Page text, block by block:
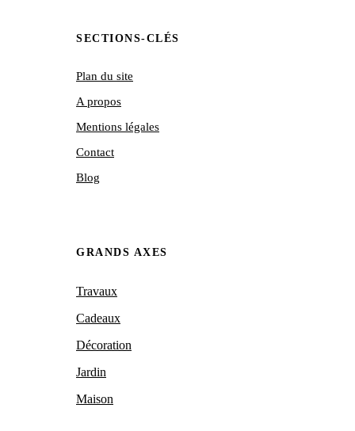
SECTIONS-CLÉS
Plan du site
A propos
Mentions légales
Contact
Blog
GRANDS AXES
Travaux
Cadeaux
Décoration
Jardin
Maison